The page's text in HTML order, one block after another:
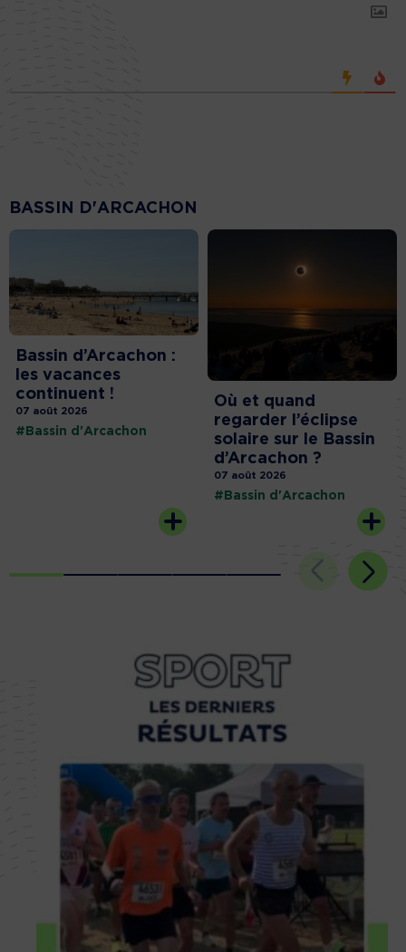
BASSIN D'ARCACHON
Bassin d’Arcachon :
les vacances
continuent !
07 août 2026
#Bassin d'Arcachon
Où et quand
regarder l’éclipse
solaire sur le Bassin
d’Arcachon ?
07 août 2026
#Bassin d'Arcachon